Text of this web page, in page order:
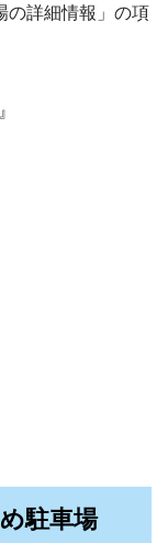
の詳細情報」の項
』
駐車場